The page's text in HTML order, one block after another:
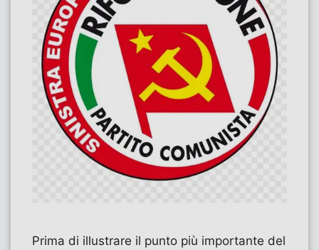
Prima di illustrare il punto più importante del